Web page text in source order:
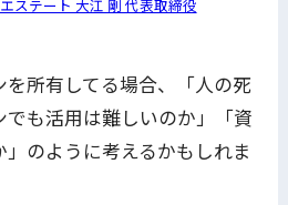
ステート 大江 剛 代表取締役
所有してる場合、「人の死
も活用は難しいのか」「資
のように考えるかもしれま